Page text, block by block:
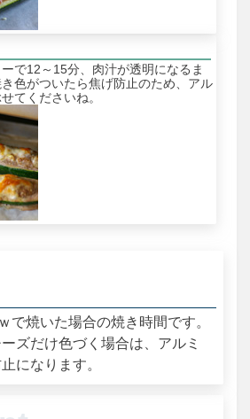
で12～15分、肉汁が透明になるま
色がついたら焦げ防止のため、アル
てくださいね。
で焼いた場合の焼き時間です。
ズだけ色づく場合は、アルミ
になります。